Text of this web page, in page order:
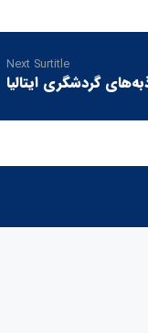
Next Surtitle
گردشگری ایتالیا